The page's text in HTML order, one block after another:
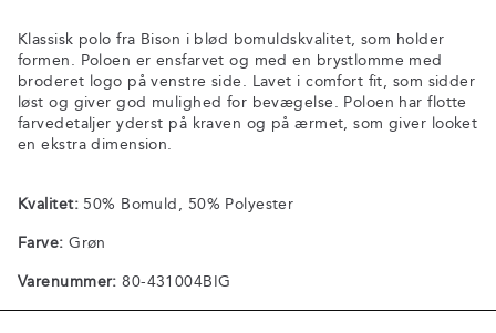
Klassisk polo fra Bison i blød bomuldskvalitet, som holder
formen. Poloen er ensfarvet og med en brystlomme med
broderet logo på venstre side. Lavet i comfort fit, som sidder
løst og giver god mulighed for bevægelse. Poloen har flotte
farvedetaljer yderst på kraven og på ærmet, som giver looket
en ekstra dimension.
Kvalitet:50% Bomuld, 50% Polyester
Farve: Grøn
Varenummer: 80-431004BIG